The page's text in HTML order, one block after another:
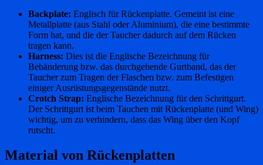
Backplate: Englisch für Rückenplatte. Gemeint ist eine
Metallplatte (aus Stahl oder Aluminium), die eine bestimmte
Form hat, und die der Taucher dadurch auf dem Rücken
tragen kann.
Harness: Dies ist die Englische Bezeichnung für
Bebänderung bzw. das durchgehende Gurtband, das der
Taucher zum Tragen der Flaschen bzw. zum Befestigen
einiger Ausrüstungsgegenstände nutzt.
Crotch Strap: Englische Bezeichnung für den Schrittgurt.
Der Schrittgurt ist beim Tauchen mit Rückenplatte (und Wing)
wichtig, um zu verhindern, dass das Wing über den Kopf
rutscht.
Material von Rückenplatten